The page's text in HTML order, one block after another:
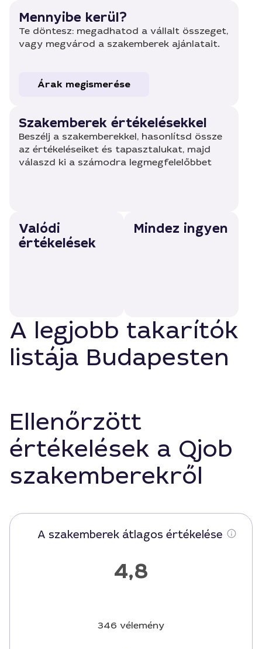
Mennyibe kerül?
Te döntesz: megadhatod a vállalt összeget,
vagy megvárod a szakemberek ajánlatait.
Árak megismerése
Szakemberek értékelésekkel
Beszélj a szakemberekkel, hasonlítsd össze
az értékeléseiket és tapasztalukat, majd
válaszd ki a számodra legmegfelelőbbet
Valódi
értékelések
Mindez ingyen
A legjobb takarítók
listája Budapesten
Ellenőrzött
értékelések a Qjob
szakemberekről
A szakemberek átlagos értékelése
4,8
346 vélemény